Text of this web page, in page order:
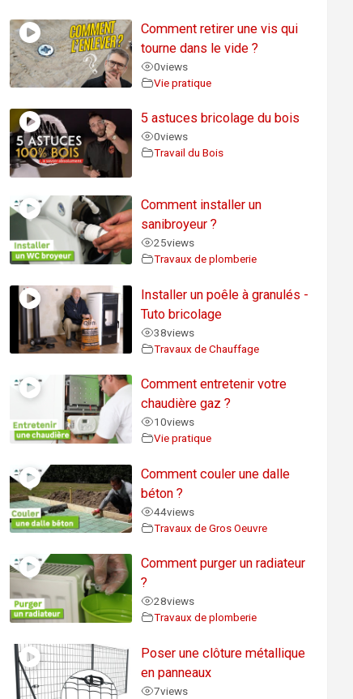
Comment retirer une vis qui
tourne dans le vide ?
0views
Vie pratique
5 astuces bricolage du bois
0views
Travail du Bois
Comment installer un
sanibroyeur ?
25views
Travaux de plomberie
Installer un poêle à granulés -
Tuto bricolage
38views
Travaux de Chauffage
Comment entretenir votre
chaudière gaz ?
10views
Vie pratique
Comment couler une dalle
béton ?
44views
Travaux de Gros Oeuvre
Comment purger un radiateur
?
28views
Travaux de plomberie
Poser une clôture métallique
en panneaux
7views